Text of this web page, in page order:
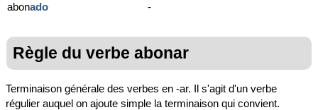
abonado -
Règle du verbe abonar
Terminaison générale des verbes en -ar. Il s'agit d'un verbe
régulier auquel on ajoute simple la terminaison qui convient.